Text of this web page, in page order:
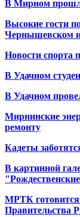
В Мирном
Высокие гости
Чернышевском
Новости спорта
В Удачном
В Удачном
Мирнинские
ремонту
Кадеты
В картинной
МРТК готовится
Правительства